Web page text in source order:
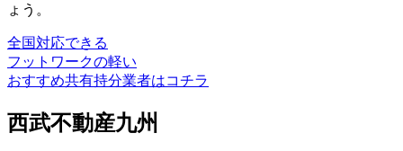
ょう。
全国対応できる
フットワークの軽い
おすすめ共有持分業者はコチラ
西武不動産九州